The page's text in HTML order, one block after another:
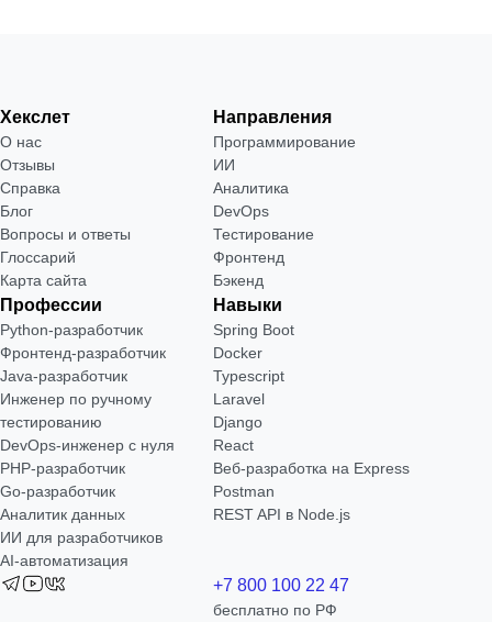
Хекслет
О нас
Отзывы
Справка
Блог
Вопросы и ответы
Глоссарий
Карта сайта
Направления
Программирование
ИИ
Аналитика
DevOps
Тестирование
Фронтенд
Бэкенд
Профессии
Python-разработчик
Фронтенд-разработчик
Java-разработчик
Инженер по ручному
тестированию
DevOps-инженер с нуля
РНР-разработчик
Go-разработчик
Аналитик данных
ИИ для разработчиков
AI-автоматизация
Навыки
Spring Boot
Docker
Typescript
Laravel
Django
React
Веб-разработка на Express
Postman
REST API в Node.js
+7 800 100 22 47
бесплатно по РФ